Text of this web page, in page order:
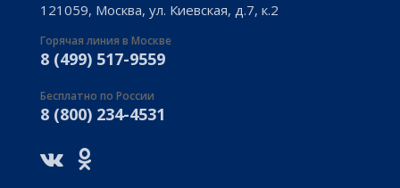
121059, Москва, ул. Киевская, д.7, к.2
Горячая линия в Москве
8 (499) 517-9559
Бесплатно по России
8 (800) 234-4531